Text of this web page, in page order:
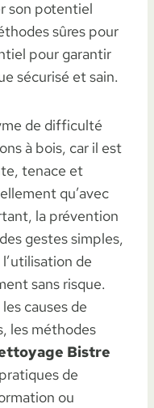
son potentiel
sûres pour
pour garantir
sécurisé et sain.
de difficulté
à bois, car il est
tenace et
qu’avec
la prévention
gestes simples,
de
sans risque.
causes de
les méthodes
Bistre
de
ou